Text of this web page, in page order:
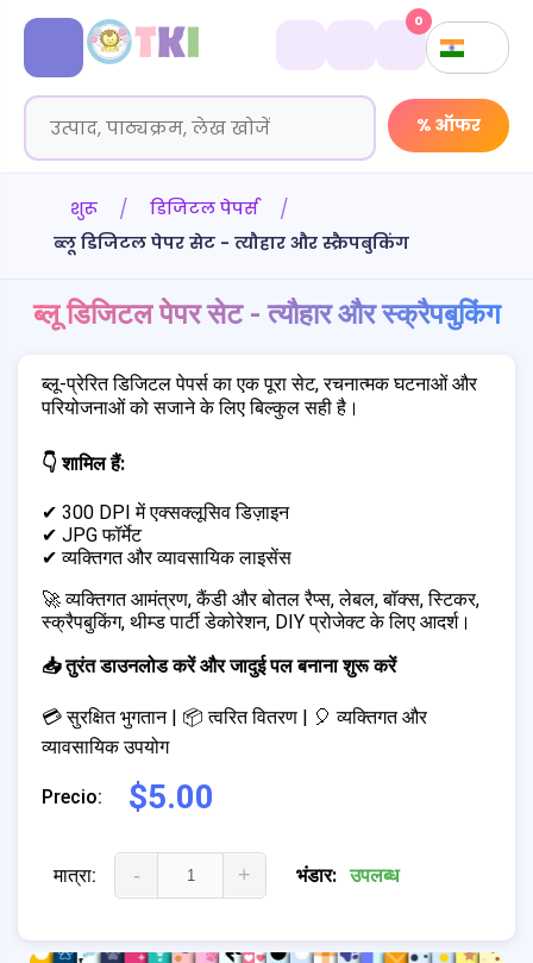
% ऑफर
0
शुरू
डिजिटल पेपर्स
ब्लू डिजिटल पेपर सेट - त्यौहार और स्क्रैपबुकिंग
ब्लू डिजिटल पेपर सेट - त्यौहार और स्क्रैपबुकिंग
ब्लू-प्रेरित डिजिटल पेपर्स का एक पूरा सेट, रचनात्मक घटनाओं और
परियोजनाओं को सजाने के लिए बिल्कुल सही है।
👇 शामिल हैं:
✔ 300 DPI में एक्सक्लूसिव डिज़ाइन
✔ JPG फॉर्मेट
✔ व्यक्तिगत और व्यावसायिक लाइसेंस
🚀 व्यक्तिगत आमंत्रण, कैंडी और बोतल रैप्स, लेबल, बॉक्स, स्टिकर,
स्क्रैपबुकिंग, थीम्ड पार्टी डेकोरेशन, DIY प्रोजेक्ट के लिए आदर्श।
📥 तुरंत डाउनलोड करें और जादुई पल बनाना शुरू करें
💳 सुरक्षित भुगतान | 📦 त्वरित वितरण | 🎈 व्यक्तिगत और
व्यावसायिक उपयोग
Precio: $5.00
मात्रा: - + भंडार: उपलब्ध